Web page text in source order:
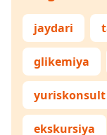
jaydari
glikemiya
yuriskonsult
ekskursiya